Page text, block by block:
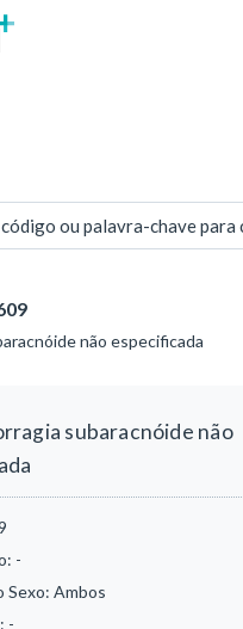
ou palavra-chave para
não especificada
subaracnóide não
-
Sexo: Ambos
-